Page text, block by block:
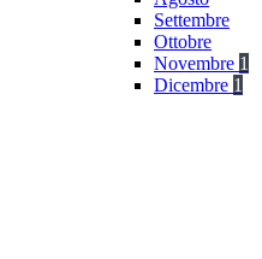
Settembre
Ottobre
Novembre 1
Dicembre 1